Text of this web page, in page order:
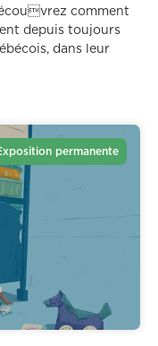
comment
depuis toujours
dans leur
permanente